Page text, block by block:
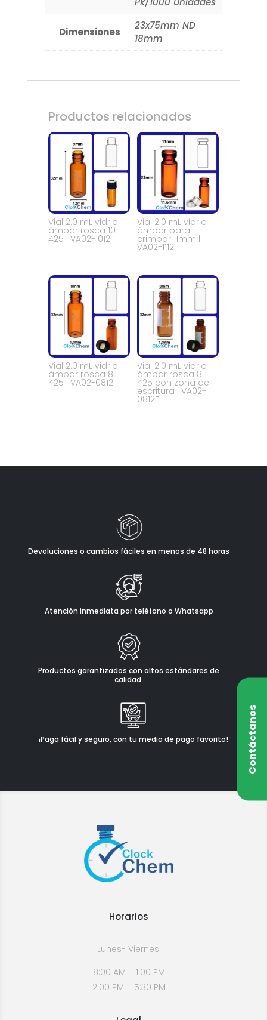
Dimensiones
23x75mm ND
18mm
Productos relacionados
Vial 2.0 mL vidrio
ámbar rosca 10-
425 | VA02-1012
Vial 2.0 mL vidrio
ámbar para
crimpar 11mm |
VA02-1112
Vial 2.0 mL vidrio
ámbar rosca 8-
425 | VA02-0812
Vial 2.0 mL vidrio
ámbar rosca 8-
425 con zona de
escritura | VA02-
0812E
Devoluciones o cambios fáciles en menos de 48 horas
Atención inmediata por teléfono o Whatsapp
Productos garantizados con altos estándares de
calidad.
¡Paga fácil y seguro, con tu medio de pago favorito! Contáctanos
Horarios
Lunes- Viernes:
8:00 AM – 1:00 PM
2:00 PM – 5:30 PM